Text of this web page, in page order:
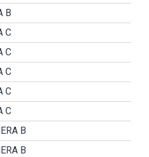
B
C
C
C
C
C
B
B